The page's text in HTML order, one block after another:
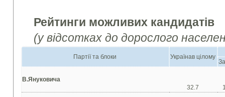
Рейтинги можливих кандидатів
(у відсотках до дорослого
Партії та блоки Українав цілому
В.Януковича
32.7